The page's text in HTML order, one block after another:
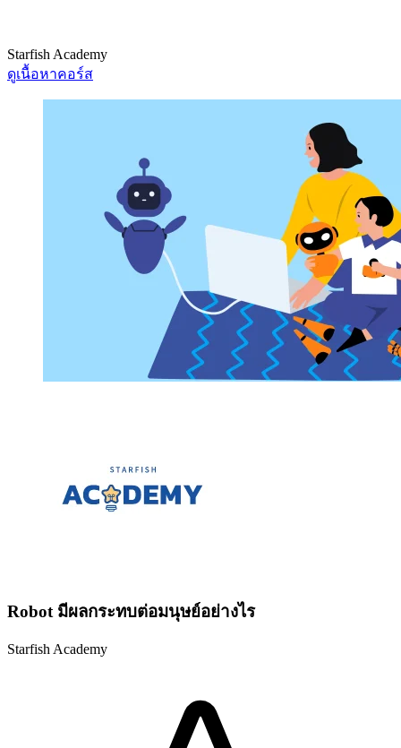
Starfish Academy
ดูเนื้อหาคอร์ส
Robot มีผลกระทบต่อมนุษย์อย่างไร
Starfish Academy